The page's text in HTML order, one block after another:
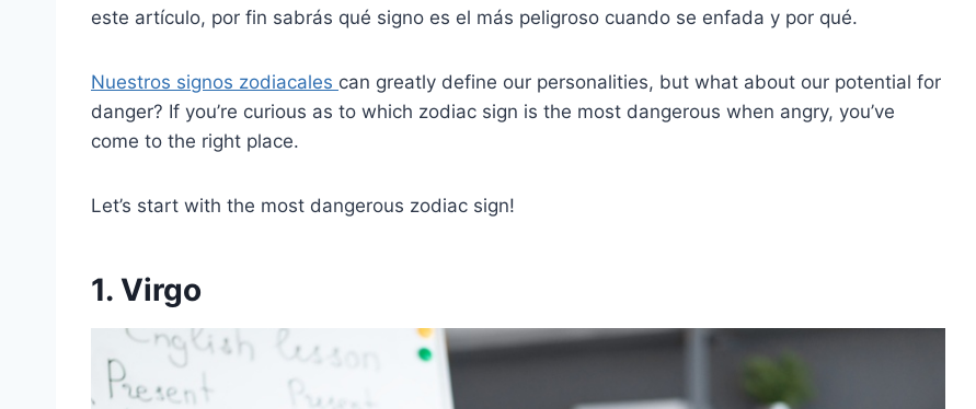
este artículo, por fin sabrás qué signo es el más peligroso cuando se enfada y por qué.
Nuestros signos zodiacales can greatly define our personalities, but what about our potential for
danger? If you’re curious as to which zodiac sign is the most dangerous when angry, you’ve
come to the right place.
Let’s start with the most dangerous zodiac sign!
1. Virgo